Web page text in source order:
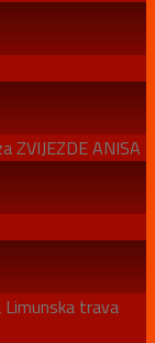
ZVIJEZDE ANISA
Limunska trava